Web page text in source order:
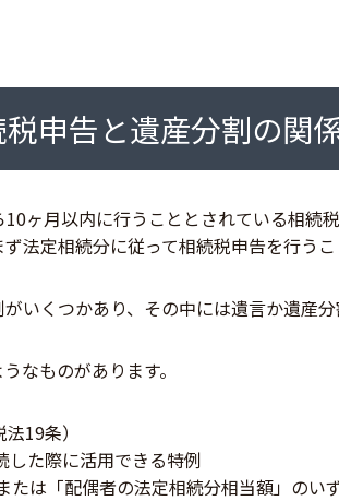
申告と遺産分割の関
ヶ月以内に行うこととされている相続
法定相続分に従って相続税申告を行うこ
いくつかあり、その中には遺言か遺産
なものがあります。
法19条）
した際に活用できる特例
たは「配偶者の法定相続分相当額」の